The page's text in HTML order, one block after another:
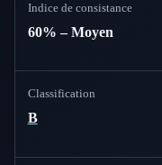
Indice de consistance
60% – Moyen
Classification
B